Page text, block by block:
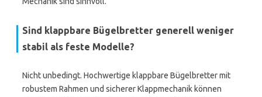
Sind klappbare Bügelbretter generell weniger
stabil als feste Modelle?
Nicht unbedingt. Hochwertige klappbare Bügelbretter mit
robustem Rahmen und sicherer Klappmechanik können